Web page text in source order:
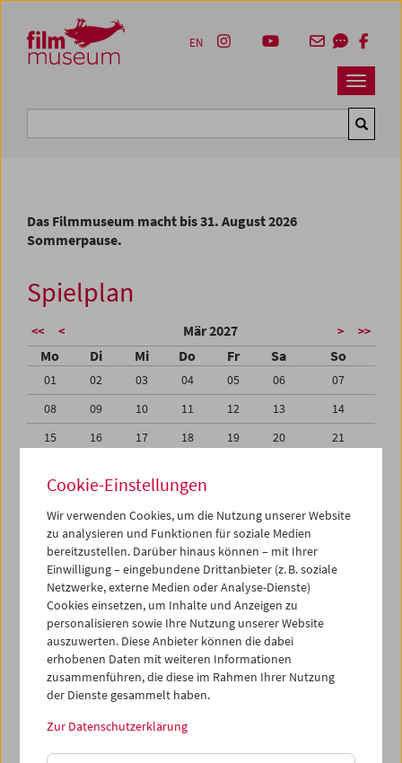
Zum Inhalt
Zum Hauptmenü
Zur Servicenavigation
Zum Suche
Navbar
EN
Das Filmmuseum macht bis 31. August 2026
Sommerpause.
Spielplan
<< < Mär 2027 > >>
Mo Di Mi Do Fr Sa So
01 02 03 04 05 06
07
08
09 10 11 12 13
14
15
16 17 18 19 20
21
29
30 31 01
05
06 07 08 09 10 11
iCalender
Programmheft-PDF
English language or subtitles
< Vorherige Woche
Mo 22.3.
Cookie-Einstellungen
Wir verwenden Cookies, um die Nutzung unserer Website
zu analysieren und Funktionen für soziale Medien
bereitzustellen. Darüber hinaus können – mit Ihrer
Einwilligung – eingebundene Drittanbieter (z. B. soziale
Netzwerke, externe Medien oder Analyse-Dienste)
Cookies einsetzen, um Inhalte und Anzeigen zu
personalisieren sowie Ihre Nutzung unserer Website
auszuwerten. Diese Anbieter können die dabei
erhobenen Daten mit weiteren Informationen
zusammenführen, die diese im Rahmen Ihrer Nutzung
der Dienste gesammelt haben.
Zur Datenschutzerklärung